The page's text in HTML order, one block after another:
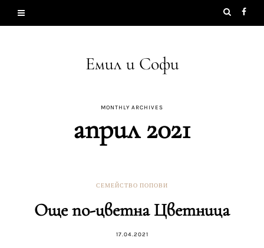
Емил и Софи
MONTHLY ARCHIVES
април 2021
СЕМЕЙСТВО ПОПОВИ
Още по-цветна Цветница
17.04.2021